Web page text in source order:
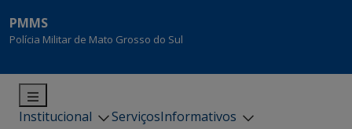
PMMS
Polícia Militar de Mato Grosso do Sul
Institucional ServiçosInformativos